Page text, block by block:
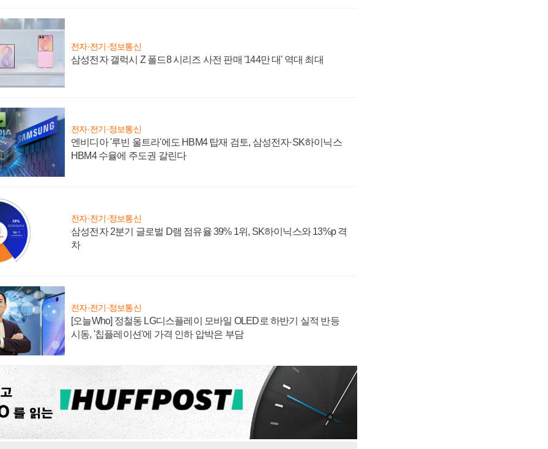
전자·전기·정보통신
삼성전자 갤럭시 Z 폴드8 시리즈 사전 판매 '144만 대' 역대 최대
전자·전기·정보통신
엔비디아 '루빈 울트라'에도 HBM4 탑재 검토, 삼성전자·SK하이닉스
HBM4 수율에 주도권 갈린다
전자·전기·정보통신
삼성전자 2분기 글로벌 D램 점유율 39% 1위, SK하이닉스와 13%p 격
차
전자·전기·정보통신
[오늘Who] 정철동 LG디스플레이 모바일 OLED로 하반기 실적 반등
시동, '칩플레이션'에 가격 인하 압박은 부담